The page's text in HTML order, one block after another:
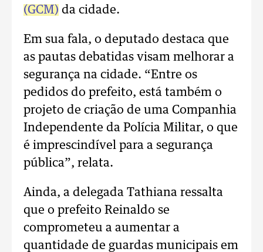
(GCM) da cidade.
Em sua fala, o deputado destaca que
as pautas debatidas visam melhorar a
segurança na cidade. “Entre os
pedidos do prefeito, está também o
projeto de criação de uma Companhia
Independente da Polícia Militar, o que
é imprescindível para a segurança
pública”, relata.
Ainda, a delegada Tathiana ressalta
que o prefeito Reinaldo se
comprometeu a aumentar a
quantidade de guardas municipais em